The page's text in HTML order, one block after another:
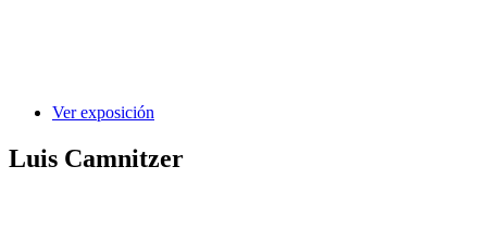
Ver exposición
Luis Camnitzer